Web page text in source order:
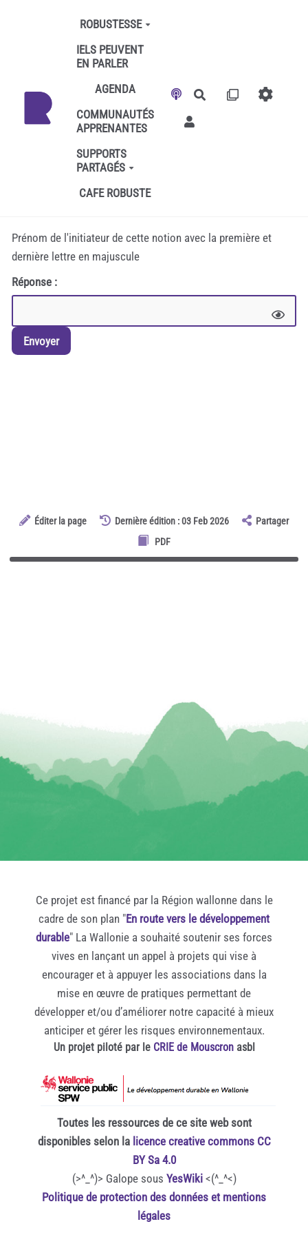
Aller au contenu principal
ROBUSTESSE
IELS PEUVENT
EN PARLER
AGENDA
COMMUNAUTÉS
APPRENANTES
SUPPORTS
PARTAGÉS
CAFE ROBUSTE
Rechercher
Prénom de l'initiateur de cette notion avec la première et
dernière lettre en majuscule
Réponse :
Envoyer
Éditer la page Dernière édition : 03 Feb 2026
Partager
PDF
Ce projet est financé par la Région wallonne dans le
cadre de son plan "En route vers le développement
durable" La Wallonie a souhaité soutenir ses forces
vives en lançant un appel à projets qui vise à
encourager et à appuyer les associations dans la
mise en œuvre de pratiques permettant de
développer et/ou d’améliorer notre capacité à mieux
anticiper et gérer les risques environnementaux.
Un projet piloté par le CRIE de Mouscronasbl
Toutes les ressources de ce site web sont
disponibles selon la licence creative commons CC
BY Sa 4.0
(>^_^)> Galope sous YesWiki<(^_^<)
Politique de protection des données et mentions
légales